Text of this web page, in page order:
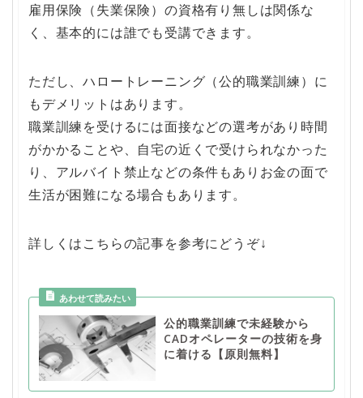
雇用保険（失業保険）の資格有り無しは関係な
く、基本的には誰でも受講できます。
ただし、ハロートレーニング（公的職業訓練）に
もデメリットはあります。
職業訓練を受けるには面接などの選考があり時間
がかかることや、自宅の近くで受けられなかった
り、アルバイト禁止などの条件もありお金の面で
生活が困難になる場合もあります。
詳しくはこちらの記事を参考にどうぞ↓
公的職業訓練で未経験から
CADオペレーターの技術を身
に着ける【原則無料】